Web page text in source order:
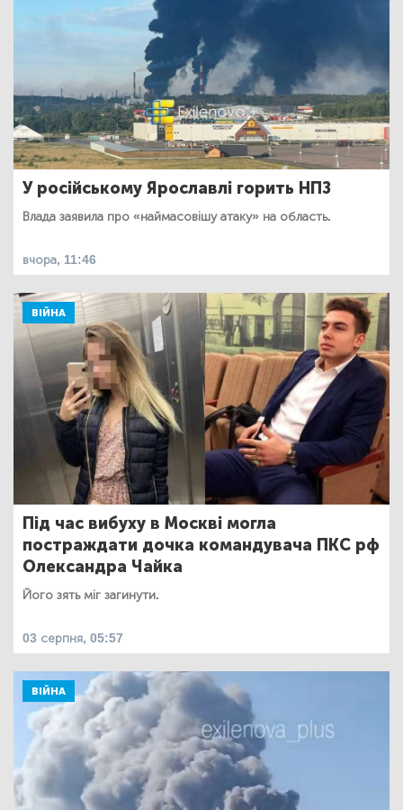
У російському Ярославлі горить НПЗ
Влада заявила про «наймасовішу атаку» на область.
вчора, 11:46
ВІЙНА
Під час вибуху в Москві могла
постраждати дочка командувача ПКС рф
Олександра Чайка
Його зять міг загинути.
03 серпня, 05:57
ВІЙНА